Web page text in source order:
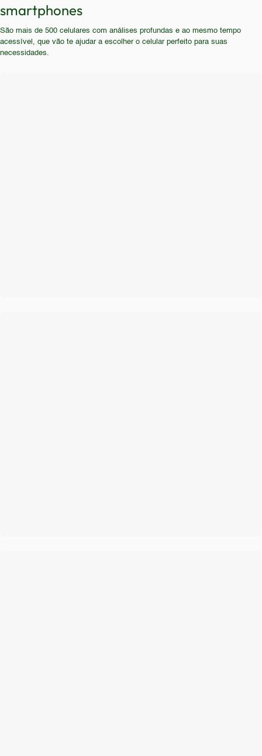
se beneficiar do Redmi 14C.
tecnologia de conectividade (5G). Usuários que
buscam um design premium ou recursos
avançados devem considerar outras opções no
mercado.
smartphones
São mais de 500 celulares com análises profundas e ao mesmo tempo
acessível, que vão te ajudar a escolher o celular perfeito para suas
necessidades.